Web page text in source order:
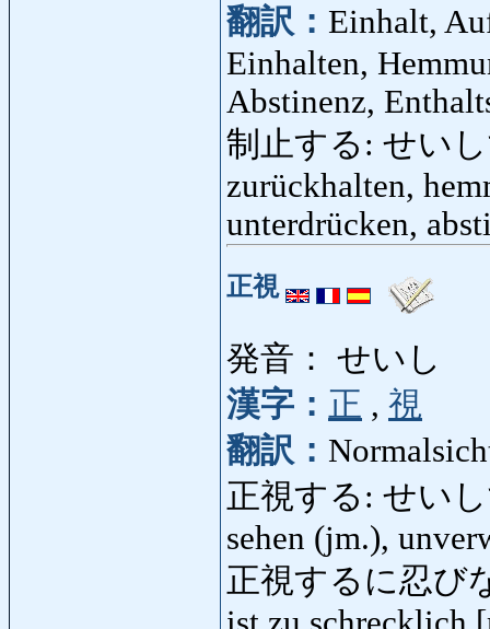
翻訳： Einhalt,
Einhalten,
Abstinenz,
制止する: せいし
zurückhalten,
unterdrücken,
正視
発音： せいし
漢字： 正 , 視
翻訳：
正視する: せいし
sehen (jm.),
正視するに忍び